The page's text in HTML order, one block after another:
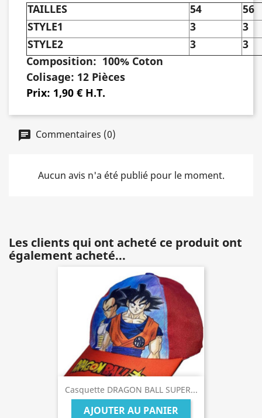
TAILLES 54
56
STYLE1
3
3
STYLE2
3
3
Composition: 100% Coton
Colisage: 12 Pièces
Prix: 1,90 € H.T.
Commentaires (0)
Aucun avis n'a été publié pour le moment.
Les clients qui ont acheté ce produit ont
également acheté...
Casquette DRAGON BALL SUPER...
AJOUTER AU PANIER